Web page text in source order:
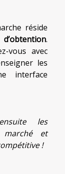
réside
.
vous avec
les
interface
les
marché et
!